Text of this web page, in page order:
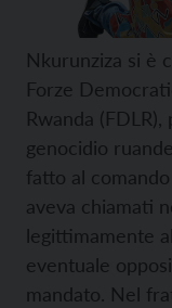
Nkurunziza si è
Forze
Rwanda
genocidio
fatto al
aveva chiamati
legittimamente
eventuale
mandato. Nel